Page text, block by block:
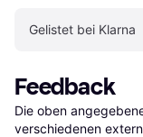
Gelistet bei Klarna
Feedback
Die oben
verschiedenen